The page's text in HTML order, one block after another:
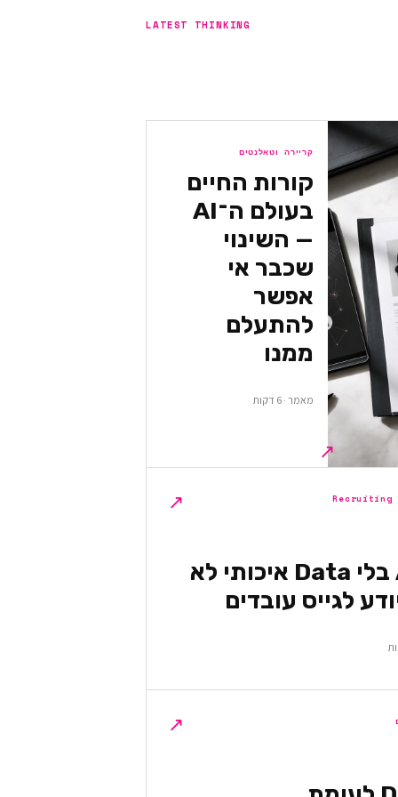
LATEST THINKING
קריירה וטאלנטים
קורות החיים
בעולם ה־AI
— השינוי
שכבר אי
אפשר
להתעלם
ממנו
מאמר · 6 דקות
↗
למה AI בלי Data איכותי לא
לגייס עובדים
↗
↗